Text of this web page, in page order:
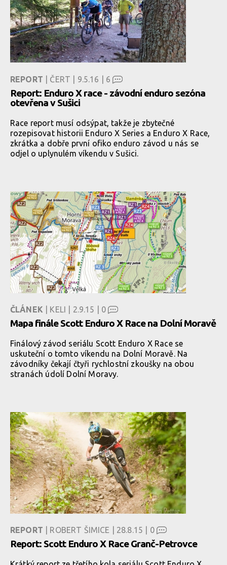
REPORT | ČERT | 9.5.16 | 6
Report: Enduro X race - závodní enduro sezóna
otevřena v Sušici
Race report musí odsýpat, takže je zbytečné
rozepisovat historii Enduro X Series a Enduro X Race,
zkrátka a dobře první ofiko enduro závod u nás se
odjel o uplynulém víkendu v Sušici.
ČLÁNEK | KELI | 2.9.15 | 0
Mapa finále Scott Enduro X Race na Dolní Moravě
Finálový závod seriálu Scott Enduro X Race se
uskuteční o tomto víkendu na Dolní Moravě. Na
závodníky čekají čtyři rychlostní zkoušky na obou
stranách údolí Dolní Moravy.
REPORT | ROBERT ŠIMICE | 28.8.15 | 0
Report: Scott Enduro X Race Granč-Petrovce